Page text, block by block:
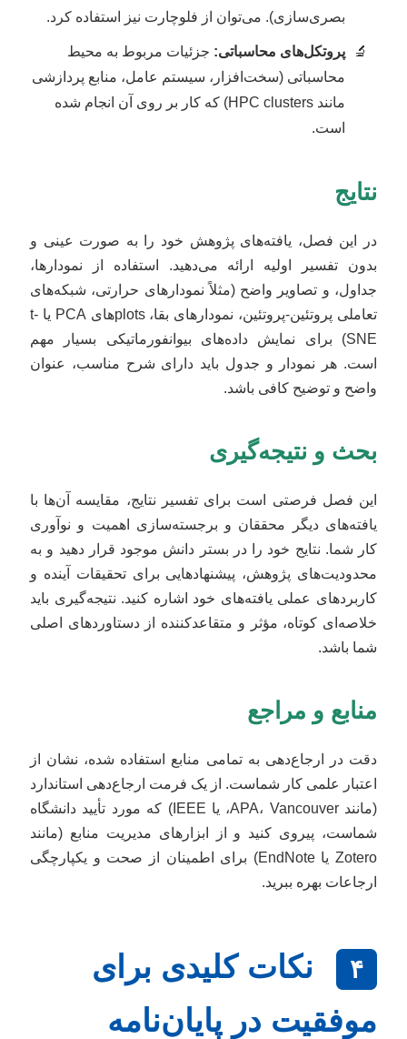
بصری‌سازی). می‌توان از فلوچارت نیز استفاده کرد.
پروتکل‌های محاسباتی: جزئیات مربوط به محیط
محاسباتی (سخت‌افزار، سیستم عامل، منابع پردازشی
مانند HPC clusters) که کار بر روی آن انجام شده
است.
نتایج
در این فصل، یافته‌های پژوهش خود را به صورت عینی و
بدون تفسیر اولیه ارائه می‌دهید. استفاده از نمودارها،
جداول، و تصاویر واضح (مثلاً نمودارهای حرارتی، شبکه‌های
تعاملی پروتئین-پروتئین، نمودارهای بقا، plots‌های PCA یا t-
SNE) برای نمایش داده‌های بیوانفورماتیکی بسیار مهم
است. هر نمودار و جدول باید دارای شرح مناسب، عنوان
واضح و توضیح کافی باشد.
بحث و نتیجه‌گیری
این فصل فرصتی است برای تفسیر نتایج، مقایسه آن‌ها با
یافته‌های دیگر محققان و برجسته‌سازی اهمیت و نوآوری
کار شما. نتایج خود را در بستر دانش موجود قرار دهید و به
محدودیت‌های پژوهش، پیشنهادهایی برای تحقیقات آینده و
کاربردهای عملی یافته‌های خود اشاره کنید. نتیجه‌گیری باید
خلاصه‌ای کوتاه، مؤثر و متقاعدکننده از دستاوردهای اصلی
شما باشد.
منابع و مراجع
دقت در ارجاع‌دهی به تمامی منابع استفاده شده، نشان از
اعتبار علمی کار شماست. از یک فرمت ارجاع‌دهی استاندارد
(مانند APA، Vancouver، یا IEEE) که مورد تأیید دانشگاه
شماست، پیروی کنید و از ابزارهای مدیریت منابع (مانند
Zotero یا EndNote) برای اطمینان از صحت و یکپارچگی
ارجاعات بهره ببرید.
۴
نکات کلیدی برای
موفقیت در پایان‌نامه